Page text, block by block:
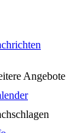
Angebote